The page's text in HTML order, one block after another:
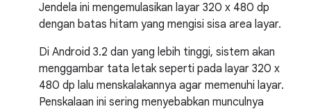
Jendela ini mengemulasikan layar 320 x 480 dp
dengan batas hitam yang mengisi sisa area layar.
Di Android 3.2 dan yang lebih tinggi, sistem akan
menggambar tata letak seperti pada layar 320 x
480 dp lalu menskalakannya agar memenuhi layar.
Penskalaan ini sering menyebabkan munculnya